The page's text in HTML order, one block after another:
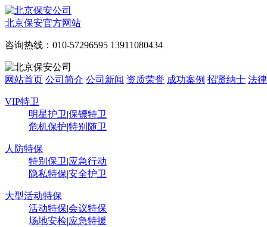
北京保安官方网站
咨询热线：010-57296595 13911080434
网站首页 公司简介 公司新闻 资质荣誉 成功案例 招贤纳士 法
VIP特卫
明星护卫|保镖特卫
危机保护|特别随卫
人防特保
特别保卫|应急行动
隐私特保|安全护卫
大型活动特保
活动特保|会议特保
场地安检|应急特援